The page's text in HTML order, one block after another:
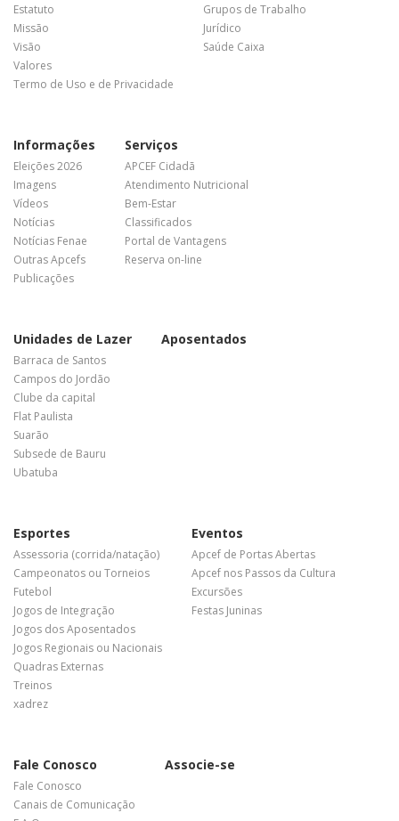
Estatuto
Missão
Visão
Valores
Termo de Uso e de Privacidade
Grupos de Trabalho
Jurídico
Saúde Caixa
Informações
Eleições 2026
Imagens
Vídeos
Notícias
Notícias Fenae
Outras Apcefs
Publicações
Serviços
APCEF Cidadã
Atendimento Nutricional
Bem-Estar
Classificados
Portal de Vantagens
Reserva on-line
Unidades de Lazer
Barraca de Santos
Campos do Jordão
Clube da capital
Flat Paulista
Suarão
Subsede de Bauru
Ubatuba
Aposentados
Esportes
Assessoria (corrida/natação)
Campeonatos ou Torneios
Futebol
Jogos de Integração
Jogos dos Aposentados
Jogos Regionais ou Nacionais
Quadras Externas
Treinos
xadrez
Eventos
Apcef de Portas Abertas
Apcef nos Passos da Cultura
Excursões
Festas Juninas
Fale Conosco
Fale Conosco
Canais de Comunicação
Associe-se